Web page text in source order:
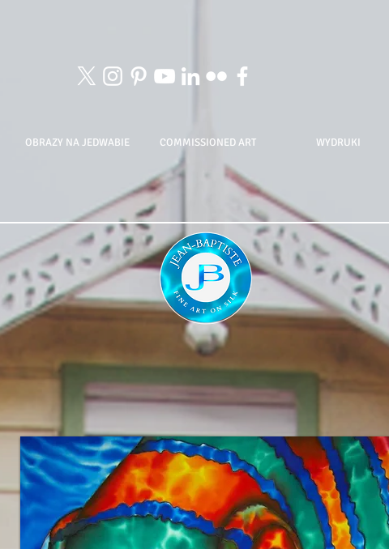
OBRAZY NA JEDWABIE COMMISSIONED ART WYDRUKI